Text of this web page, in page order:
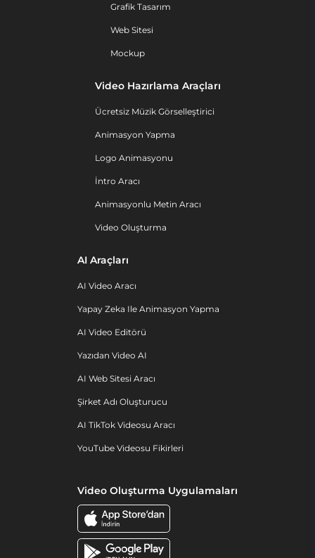
Grafik Tasarım
Web Sitesi
Mockup
Video Hazırlama Araçları
Ücretsiz Müzik Görselleştirici
Animasyon Yapma
Logo Animasyonu
İntro Aracı
Animasyonlu Metin Aracı
Video Oluşturma
AI Araçları
AI Video Aracı
Yapay Zeka Ile Animasyon Yapma
AI Video Editörü
Yazıdan Video AI
AI Web Sitesi Aracı
Şirket Adı Oluşturucu
AI TikTok Videosu Aracı
YouTube Videosu Fikirleri
Video Oluşturma Uygulamaları